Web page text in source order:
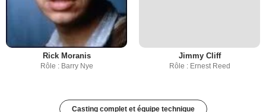
Rick Moranis
Rôle : Barry Nye
Jimmy Cliff
Rôle : Ernest Reed
Casting complet et équipe technique